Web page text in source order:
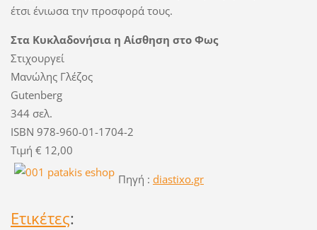
έτσι ένιωσα την προσφορά τους.
Στα Κυκλαδονήσια η Αίσθηση στο Φως
Στιχουργεί
Μανώλης Γλέζος
Gutenberg
344 σελ.
ISBN 978-960-01-1704-2
Τιμή € 12,00
Πηγή : diastixo.gr
Ετικέτες: